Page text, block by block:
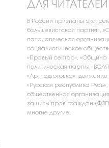
ДЛЯ ЧИТАТЕЛЕЙ
В России признаны
большевистская партия»,
патриотическая
социалистическое
«Правый сектор», «Община
политическая партия
«Артподготовка»,
«Русская республика
общественная
защиты прав граждан
многие другие.